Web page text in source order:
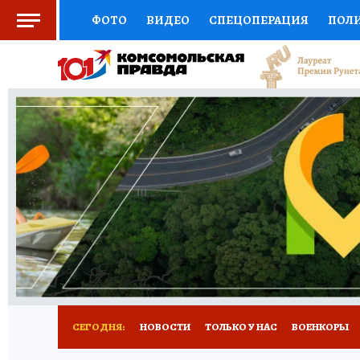
ФОТО ВИДЕО СПЕЦОПЕРАЦИЯ
СОЦПОДДЕРЖКА НАУКА СПЕЦПРОЕКТЫ
НАЦИОНАЛЬНЫЕ ПРОЕКТЫ РОССИИ
ЖЕНСКИЕ СЕКРЕТЫ ПУТЕВОДИТЕЛЬ
ДЕФИЦИТ ЖЕЛЕЗА ПРЕСС-ЦЕНТР
РЕКЛАМА ТЕСТЫ НОВОЕ НА САЙТЕ
СЕГОДНЯ: НОВОСТИ ТОЛЬКО У НАС ВОЕНКОРЫ